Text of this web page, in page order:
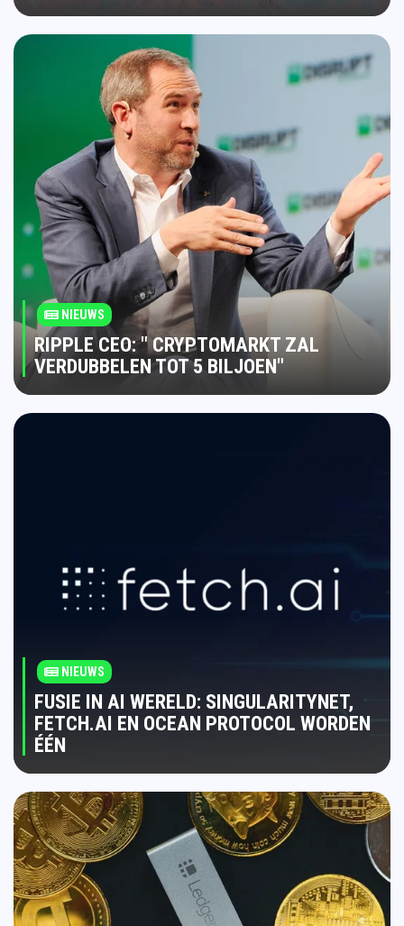
NIEUWS
RIPPLE CEO: " CRYPTOMARKT ZAL
VERDUBBELEN TOT 5 BILJOEN"
NIEUWS
FUSIE IN AI WERELD: SINGULARITYNET,
FETCH.AI EN OCEAN PROTOCOL WORDEN
ÉÉN